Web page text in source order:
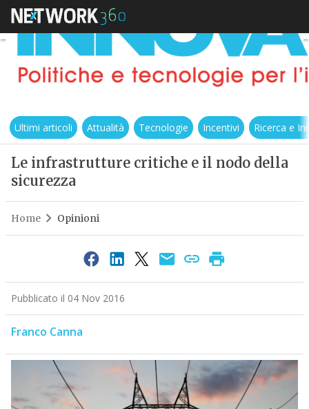
Ultimi articoli Attualità Tecnologie Incentivi Ricerca e
Le infrastrutture critiche e il nodo della
sicurezza
Home Opinioni
Pubblicato il 04 Nov 2016
Franco Canna